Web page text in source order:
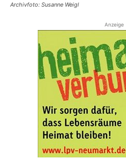
Archivfoto: Susanne Weigl
Anzeige